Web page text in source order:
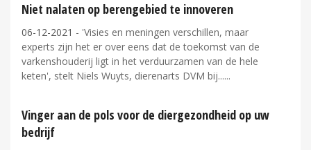
Niet nalaten op berengebied te innoveren
06-12-2021 - 'Visies en meningen verschillen, maar
experts zijn het er over eens dat de toekomst van de
varkenshouderij ligt in het verduurzamen van de hele
keten', stelt Niels Wuyts, dierenarts DVM bij...
Vinger aan de pols voor de diergezondheid op uw
bedrijf